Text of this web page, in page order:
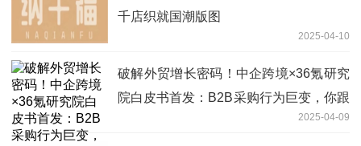
千店织就国潮版图
2025-04-10
破解外贸增长密码！中企跨境×36氪研究
院白皮书首发：B2B采购行为巨变，你跟
2025-04-09